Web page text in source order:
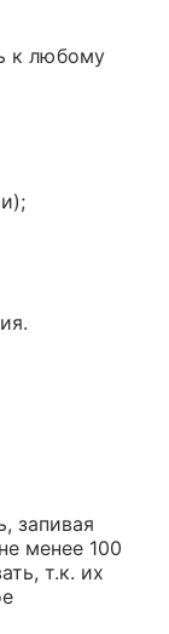
к любому
запивая
менее 100
т.к. их